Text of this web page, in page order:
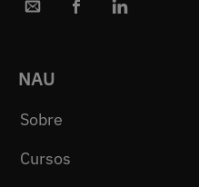
NAU
Sobre
Cursos